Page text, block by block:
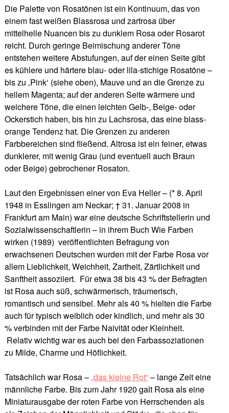
Die Palette von Rosatönen ist ein Kontinuum, das von
einem fast weißen Blassrosa und zartrosa über
mittelhelle Nuancen bis zu dunklem Rosa oder Rosarot
reicht. Durch geringe Beimischung anderer Töne
entstehen weitere Abstufungen, auf der einen Seite gibt
es kühlere und härtere blau- oder lila-stichige Rosatöne –
bis zu ‚Pink‘ (siehe oben), Mauve und an die Grenze zu
hellem Magenta; auf der anderen Seite wärmere und
weichere Töne, die einen leichten Gelb-, Beige- oder
Ockerstich haben, bis hin zu Lachsrosa, das eine blass-
orange Tendenz hat. Die Grenzen zu anderen
Farbbereichen sind fließend. Altrosa ist ein feiner, etwas
dunklerer, mit wenig Grau (und eventuell auch Braun
oder Beige) gebrochener Rosaton.
Laut den Ergebnissen einer von Eva Heller – (* 8. April
1948 in Esslingen am Neckar; † 31. Januar 2008 in
Frankfurt am Main) war eine deutsche Schriftstellerin und
Sozialwissenschaftlerin – in ihrem Buch Wie Farben
wirken (1989) veröffentlichten Befragung von
erwachsenen Deutschen wurden mit der Farbe Rosa vor
allem Lieblichkeit, Weichheit, Zartheit, Zärtlichkeit und
Sanftheit assoziiert. Für etwa 38 bis 43 % der Befragten
ist Rosa auch süß, schwärmerisch, träumerisch,
romantisch und sensibel. Mehr als 40 % hielten die Farbe
auch für typisch weiblich oder kindlich, und mehr als 30
% verbinden mit der Farbe Naivität oder Kleinheit.
Relativ wichtig war es auch bei den Farbassoziationen
zu Milde, Charme und Höflichkeit.
Tatsächlich war Rosa –„das kleine Rot“– lange Zeit eine
männliche Farbe. Bis zum Jahr 1920 galt Rosa als eine
Miniaturausgabe der roten Farbe von Herrschenden als